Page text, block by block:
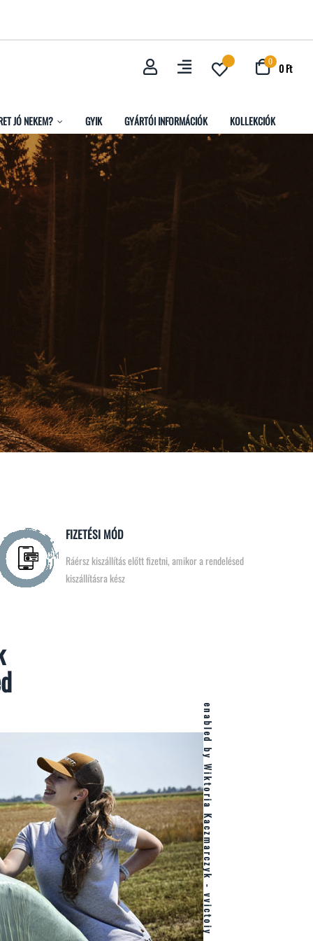
0 0 Ft
JÓ NEKEM? GYIK GYÁRTÓI INFORMÁCIÓK KOLLEKCIÓK
FIZETÉSI MÓD
Ráérsz kiszállítás előtt fizetni, amikor a rendelésed
kiszállításra kész
enabled by Wiktoria Kaczmarczyk - vvictoiy